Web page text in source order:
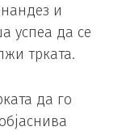
и
успеа да се
трката.
да го